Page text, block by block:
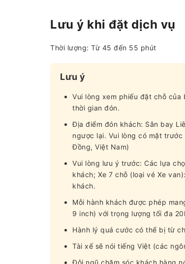
Lưu ý khi đặt dịch vụ
Thời lượng: Từ 45 đến 55 phút
Lưu ý
Vui lòng xem phiếu đặt chỗ
thời gian đón.
Địa điểm đón khách: Sân bay
ngược lại. Vui lòng có mặt
Đồng, Việt Nam)
Vui lòng lưu ý trước: Các lựa
khách; Xe 7 chỗ (loại vé Xe
khách.
Mỗi hành khách được phép
9 inch) với trọng lượng tối đa
Hành lý quá cước có thể bị từ
Tài xế sẽ nói tiếng Việt (các
Đội ngũ chăm sóc khách hàng